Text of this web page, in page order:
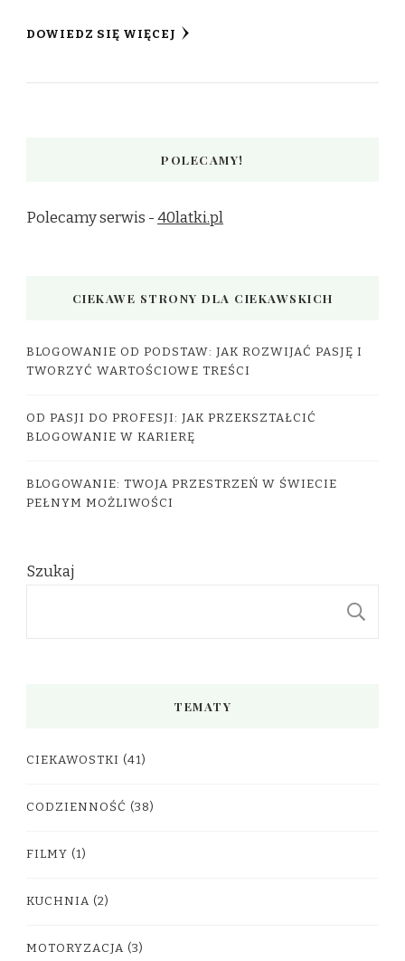
DOWIEDZ SIĘ WIĘCEJ
POLECAMY!
Polecamy serwis -40latki.pl
CIEKAWE STRONY DLA CIEKAWSKICH
BLOGOWANIE OD PODSTAW: JAK ROZWIJAĆ PASJĘ I
TWORZYĆ WARTOŚCIOWE TREŚCI
OD PASJI DO PROFESJI: JAK PRZEKSZTAŁCIĆ
BLOGOWANIE W KARIERĘ
BLOGOWANIE: TWOJA PRZESTRZEŃ W ŚWIECIE
PEŁNYM MOŻLIWOŚCI
Szukaj
TEMATY
CIEKAWOSTKI (41)
CODZIENNOŚĆ (38)
FILMY (1)
KUCHNIA (2)
MOTORYZACJA (3)